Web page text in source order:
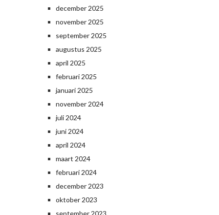
december 2025
november 2025
september 2025
augustus 2025
april 2025
februari 2025
januari 2025
november 2024
juli 2024
juni 2024
april 2024
maart 2024
februari 2024
december 2023
oktober 2023
september 2023